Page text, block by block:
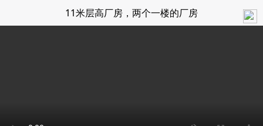
11米层高厂房，两个一楼的厂房